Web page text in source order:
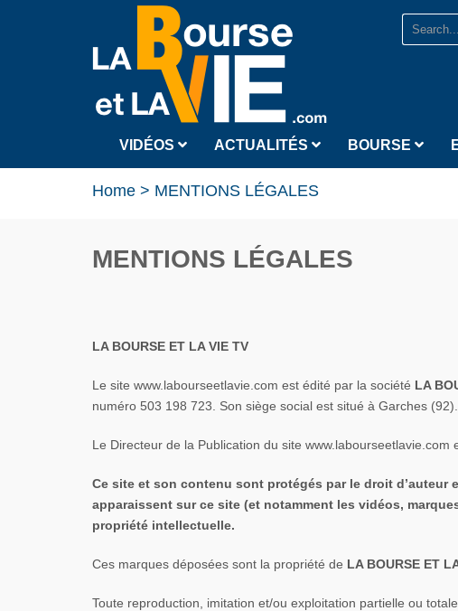
VIDÉOS ACTUALITÉS BOURSE
Home > MENTIONS LÉGALES
MENTIONS LÉGALES
LA BOURSE ET LA VIE TV
Le site www.labourseetlavie.com est édité par la société LA
numéro 503 198 723. Son siège social est situé à Garches (92).
Le Directeur de la Publication du site www.labourseetlavie.com
Ce site et son contenu sont protégés par le droit
apparaissent sur ce site (et notamment les vidéos,
propriété intellectuelle.
Ces marques déposées sont la propriété de LA BOURSE ET
Toute reproduction, imitation et/ou exploitation partielle ou